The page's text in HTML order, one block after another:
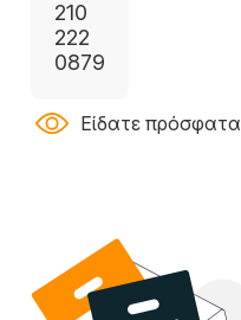
210
222
0879
Είδατε πρόσφατα